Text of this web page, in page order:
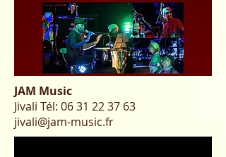
JAM Music
Jivali Tél: 06 31 22 37 63
jivali@jam-music.fr